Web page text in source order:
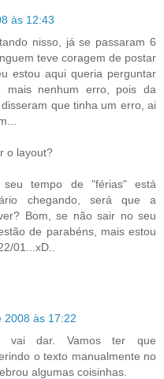
às 12:43
nisso, já se passaram 6
teve coragem de postar
estou aqui queria perguntar
mais nenhum erro, pois da
que tinha um erro, ai
o layout?
tempo de "férias" está
chegando, será que a
Bom, se não sair no seu
de parabéns, mais estou
01...xD..
2008 às 17:22
vai dar. Vamos ter que
o texto manualmente no
algumas coisinhas.